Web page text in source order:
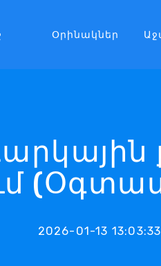
Օրինակներ
2026-01-13 13:03:33